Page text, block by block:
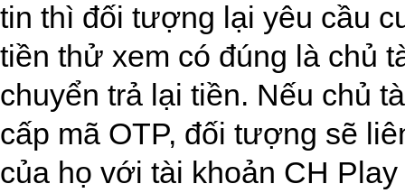
tin thì đối tượng lại yêu cầu
tiền thử xem có đúng là chủ
chuyển trả lại tiền. Nếu chủ
cấp mã OTP, đối tượng sẽ
của họ với tài khoản CH